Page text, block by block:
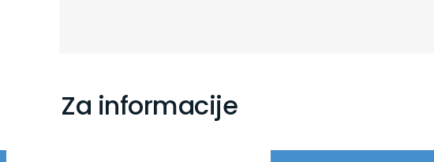
Za informacije